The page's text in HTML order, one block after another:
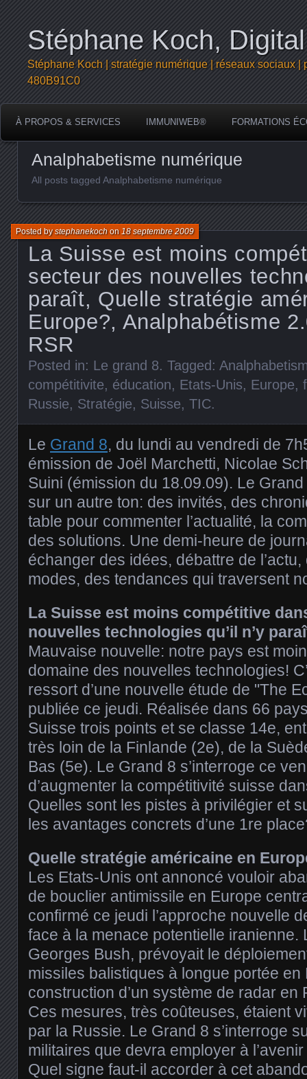
Stéphane Koch,
Stéphane Koch | stratégie numérique | réseaux sociaux
480B91C0
À PROPOS & SERVICES IMMUNIWEB® FORMATIONS
Analphabetisme numérique
All posts tagged Analphabetisme numérique
La Suisse est moins
secteur des nouvelles
paraît, Quelle stratégie
Europe?, Analphabétisme
RSR
Posted bystephanekochon 18 septembre 2009
Posted in: Le grand 8. Tagged:
compétitivite, éducation, Etats-Unis, Europe,
Russie, Stratégie, Suisse, TIC.
Le Grand 8, du lundi au vendredi de
émission de Joël Marchetti, Nicolae
Suini (émission du 18.09.09). Le Grand
sur un autre ton: des invités, des
table pour commenter l’actualité, la
des solutions. Une demi-heure de
échanger des idées, débattre de
modes, des tendances qui traversent
La Suisse est moins compétitive
nouvelles technologies qu’il n’y
Mauvaise nouvelle: notre pays est
domaine des nouvelles technologies!
ressort d’une nouvelle étude de "The
publiée ce jeudi. Réalisée dans 66
Suisse trois points et se classe 14e,
très loin de la Finlande (2e), de la
Bas (5e). Le Grand 8 s’interroge ce
d’augmenter la compétitivité suisse
Quelles sont les pistes à privilégier et
les avantages concrets d’une 1re
Quelle stratégie américaine en
Les Etats-Unis ont annoncé vouloir
de bouclier antimissile en Europe
confirmé ce jeudi l’approche nouvelle
face à la menace potentielle iranienne.
Georges Bush, prévoyait le
missiles balistiques à longue portée en
construction d’un système de radar en
Ces mesures, très coûteuses, étaient
par la Russie. Le Grand 8 s’interroge
militaires que devra employer à
Quel signe faut-il accorder à cet